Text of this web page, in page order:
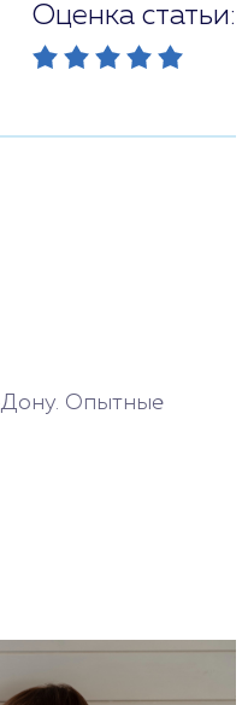
Оценка статьи:
Дону. Опытные